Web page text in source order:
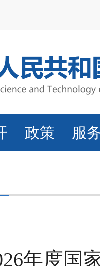
政策 服
年度国